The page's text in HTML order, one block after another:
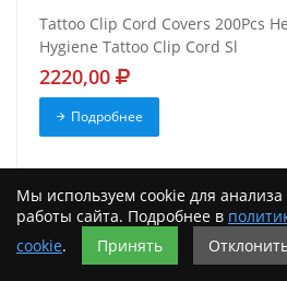
Tattoo Clip Cord Covers 200Pcs
Hygiene Tattoo Clip Cord Sl
2220,00
Подробнее
Мы используем cookie для
работы сайта. Подробнее в
cookie. Принять